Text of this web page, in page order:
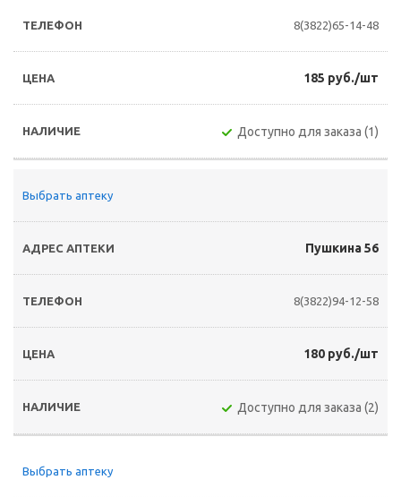
8(3822)65-14-48
185 руб./шт
Доступно для заказа (1)
Выбрать аптеку
Пушкина 56
8(3822)94-12-58
180 руб./шт
Доступно для заказа (2)
Выбрать аптеку